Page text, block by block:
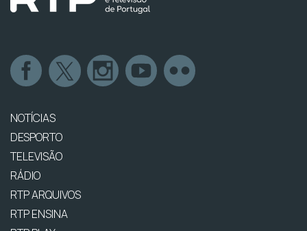
NOTÍCIAS
DESPORTO
TELEVISÃO
RÁDIO
RTP ARQUIVOS
RTP ENSINA